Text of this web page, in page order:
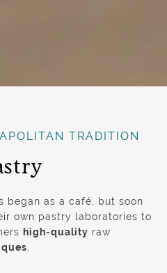
TRADITION
began as a café, but soon
own pastry laboratories to
high-quality raw
.